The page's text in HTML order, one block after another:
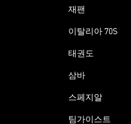
재팬
이탈리아 70S
태권도
삼바
스페지알
팀가이스트